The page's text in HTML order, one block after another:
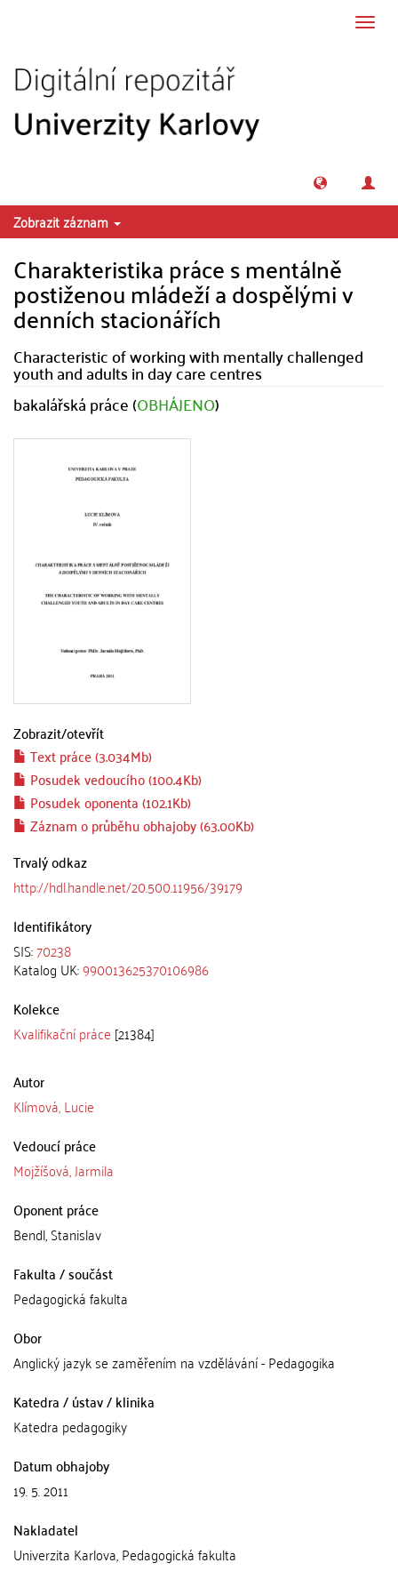
Zobrazit záznam
Charakteristika práce s mentálně
postiženou mládeží a dospělými v
denních stacionářích
Characteristic of working with mentally challenged
youth and adults in day care centres
bakalářská práce (OBHÁJENO)
Zobrazit/otevřít
Text práce (3.034Mb)
Posudek vedoucího (100.4Kb)
Posudek oponenta (102.1Kb)
Záznam o průběhu obhajoby (63.00Kb)
Trvalý odkaz
http://hdl.handle.net/20.500.11956/39179
Identifikátory
SIS:70238
Katalog UK:990013625370106986
Kolekce
Kvalifikační práce [21384]
Autor
Klímová, Lucie
Vedoucí práce
Mojžíšová, Jarmila
Oponent práce
Bendl, Stanislav
Fakulta / součást
Pedagogická fakulta
Obor
Anglický jazyk se zaměřením na vzdělávání - Pedagogika
Katedra / ústav / klinika
Katedra pedagogiky
Datum obhajoby
19. 5. 2011
Nakladatel
Univerzita Karlova, Pedagogická fakulta